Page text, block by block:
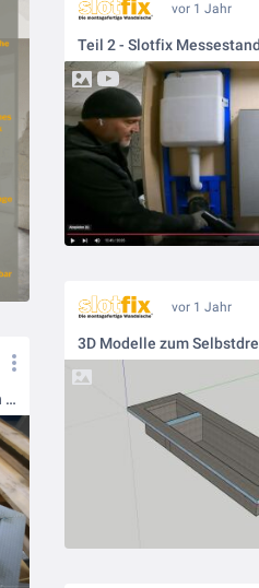
vor 1 Jahr
Teil 2 - Slotfix
vor 1 Jahr
3D Modelle zum
Innovative Nische für WC-Vorsatzschalen und Anpassung dieser